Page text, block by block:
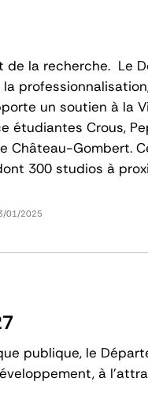
de la recherche. Le
un soutien à la
étudiantes Crous,
Château-Gombert.
300 studios à
01/2025
publique, le
à